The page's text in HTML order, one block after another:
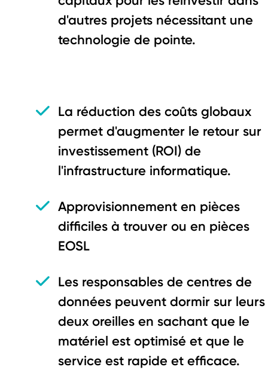
La réduction des coûts globaux
permet d'augmenter le retour sur
investissement (ROI) de
l'infrastructure informatique.
Approvisionnement en pièces
difficiles à trouver ou en pièces
EOSL
Les responsables de centres de
données peuvent dormir sur leurs
deux oreilles en sachant que le
matériel est optimisé et que le
service est rapide et efficace.
d'autres projets nécessitant une
technologie de pointe.